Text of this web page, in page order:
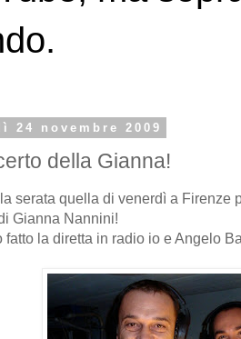
24 novembre 2009
della Gianna!
serata quella di venerdì a Firenze
Gianna Nannini!
fatto la diretta in radio io e Angelo